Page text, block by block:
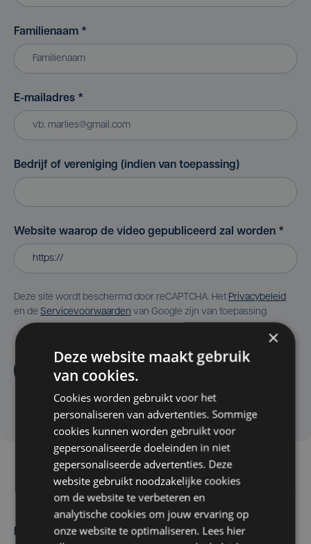
Familienaam *
E-mailadres *
Bedrijf of vereniging (indien van toepassing)
Website waarop de video gepubliceerd zal worden *
Deze site wordt beschermd door reCAPTCHA. Het Privacybeleid
en de Servicevoorwaarden van Google zijn van toepassing.
Aanvragen
Maak zelf het nieuws
×
Deze website maakt gebruik
van cookies.
Cookies worden gebruikt voor het
personaliseren van advertenties. Sommige
cookies kunnen worden gebruikt voor
gepersonaliseerde doeleinden in niet
gepersonaliseerde advertenties. Deze
website gebruikt noodzakelijke cookies
om de website te verbeteren en
analytische cookies om jouw ervaring op
onze website te optimaliseren. Lees hier